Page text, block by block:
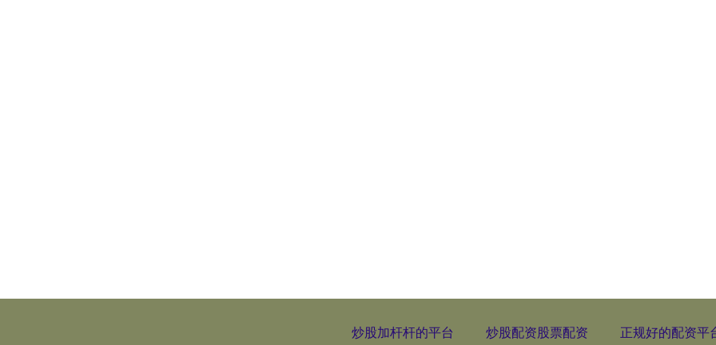
炒股加杆杆的平台 炒股配资股票配资 正规好的配资平